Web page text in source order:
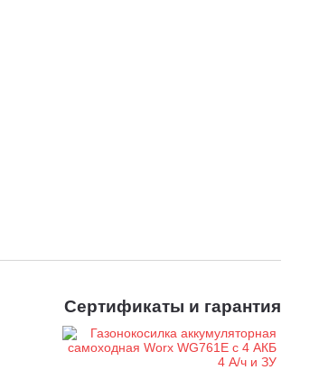
Сертификаты и гарантия